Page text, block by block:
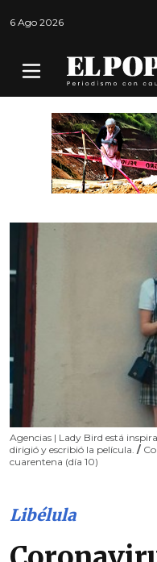
6 Ago 2026
Agencias | Lady Bird está
dirigió y escribió la película. /
cuarentena (día 10)
Libélula